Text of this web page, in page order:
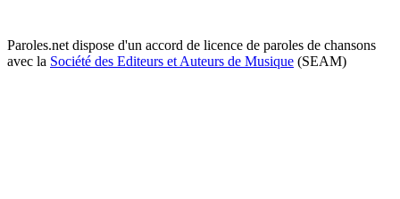
Paroles.net dispose d'un accord de licence de paroles de chansons
avec la Société des Editeurs et Auteurs de Musique (SEAM)